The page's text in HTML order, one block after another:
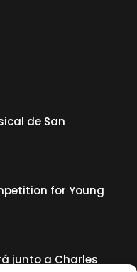
de San
for Young
junto a Charles